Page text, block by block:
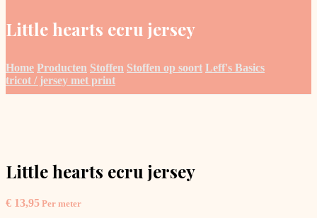
Little hearts ecru jersey
Home Producten Stoffen Stoffen op soort Leff's Basics
tricot / jersey met print
Little hearts ecru jersey
€ 13,95 Per meter